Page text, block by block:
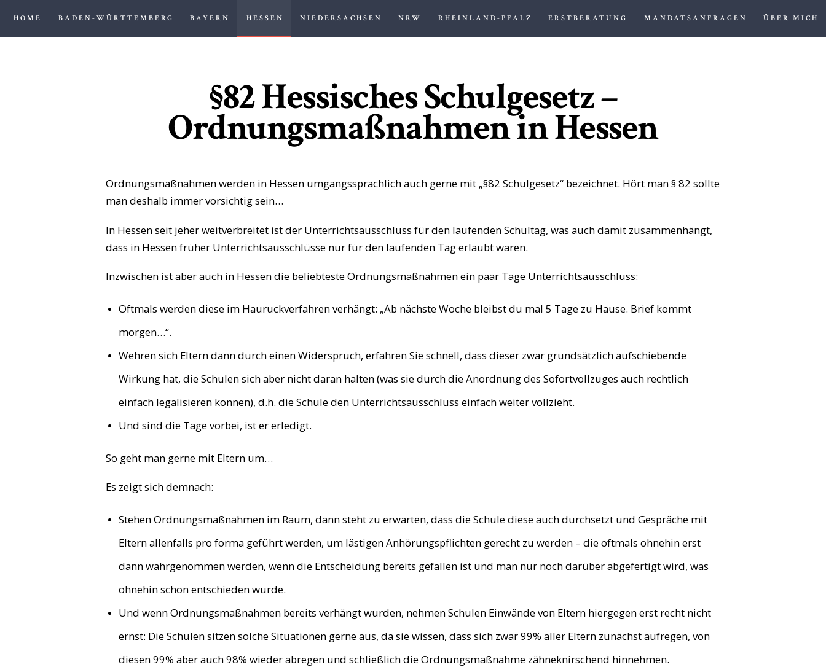
HOME BADEN-WÜRTTEMBERG BAYERN HESSEN NIEDERSACHSEN NRW RHEINLAND-PFALZ ERSTBERATUNG MANDATSANFRAGEN ÜBER MICH
ANWALT FÜR SCHULRECHT
HOME
BAYERN
HESSEN
NRW
RHEINLAND-
PFALZ
ERSTBERATUNG
MANDATSANFRAG
ÜBER MICH
§82 Hessisches Schulgesetz –
Ordnungsmaßnahmen in Hessen
Ordnungsmaßnahmen werden in Hessen umgangssprachlich auch gerne mit „§82 Schulgesetz“ bezeichnet. Hört man § 82 sollte
man deshalb immer vorsichtig sein…
In Hessen seit jeher weitverbreitet ist der Unterrichtsausschluss für den laufenden Schultag, was auch damit zusammenhängt,
dass in Hessen früher Unterrichtsausschlüsse nur für den laufenden Tag erlaubt waren.
Inzwischen ist aber auch in Hessen die beliebteste Ordnungsmaßnahmen ein paar Tage Unterrichtsausschluss:
Oftmals werden diese im Hauruckverfahren verhängt: „Ab nächste Woche bleibst du mal 5 Tage zu Hause. Brief kommt
morgen…“.
Wehren sich Eltern dann durch einen Widerspruch, erfahren Sie schnell, dass dieser zwar grundsätzlich aufschiebende
Wirkung hat, die Schulen sich aber nicht daran halten (was sie durch die Anordnung des Sofortvollzuges auch rechtlich
einfach legalisieren können), d.h. die Schule den Unterrichtsausschluss einfach weiter vollzieht.
Und sind die Tage vorbei, ist er erledigt.
So geht man gerne mit Eltern um…
Es zeigt sich demnach:
Stehen Ordnungsmaßnahmen im Raum, dann steht zu erwarten, dass die Schule diese auch durchsetzt und Gespräche mit
Eltern allenfalls pro forma geführt werden, um lästigen Anhörungspflichten gerecht zu werden – die oftmals ohnehin erst
dann wahrgenommen werden, wenn die Entscheidung bereits gefallen ist und man nur noch darüber abgefertigt wird, was
ohnehin schon entschieden wurde.
Und wenn Ordnungsmaßnahmen bereits verhängt wurden, nehmen Schulen Einwände von Eltern hiergegen erst recht nicht
ernst: Die Schulen sitzen solche Situationen gerne aus, da sie wissen, dass sich zwar 99% aller Eltern zunächst aufregen, von
diesen 99% aber auch 98% wieder abregen und schließlich die Ordnungsmaßnahme zähneknirschend hinnehmen.